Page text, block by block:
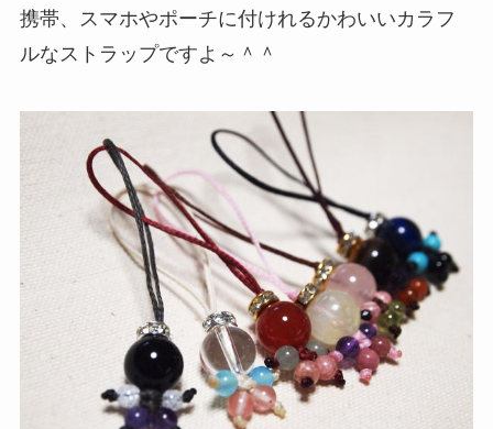
携帯、スマホやポーチに付けれるかわいいカラフ
ルなストラップですよ～＾＾